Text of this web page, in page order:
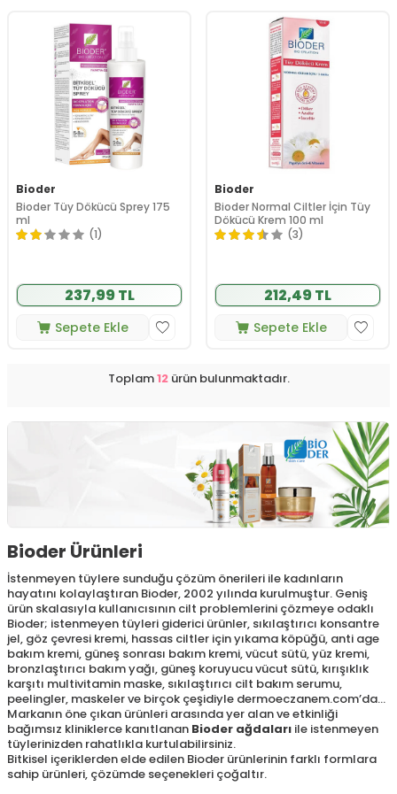
Bioder
Bioder Tüy Dökücü Sprey 175
ml
(1)
237,99 TL
Sepete Ekle
Bioder
Bioder Normal Ciltler İçin Tüy
Dökücü Krem 100 ml
(3)
212,49 TL
Sepete Ekle
Toplam12ürün bulunmaktadır.
Bioder Ürünleri
İstenmeyen tüylere sunduğu çözüm önerileri ile kadınların
hayatını kolaylaştıran Bioder, 2002 yılında kurulmuştur. Geniş
ürün skalasıyla kullanıcısının cilt problemlerini çözmeye odaklı
Bioder; istenmeyen tüyleri giderici ürünler, sıkılaştırıcı konsantre
jel, göz çevresi kremi, hassas ciltler için yıkama köpüğü, anti age
bakım kremi, güneş sonrası bakım kremi, vücut sütü, yüz kremi,
bronzlaştırıcı bakım yağı, güneş koruyucu vücut sütü, kırışıklık
karşıtı multivitamin maske, sıkılaştırıcı cilt bakım serumu,
peelingler, maskeler ve birçok çeşidiyle dermoeczanem.com’da…
Markanın öne çıkan ürünleri arasında yer alan ve etkinliği
bağımsız kliniklerce kanıtlanan Bioder ağdaları ile istenmeyen
tüylerinizden rahatlıkla kurtulabilirsiniz.
Bitkisel içeriklerden elde edilen Bioder ürünlerinin farklı formlara
sahip ürünleri, çözümde seçenekleri çoğaltır.